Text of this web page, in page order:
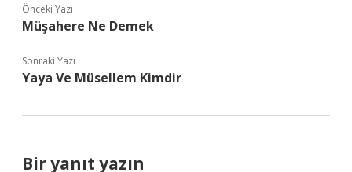
Önceki Yazı
Müşahere Ne Demek
Sonraki Yazı
Yaya Ve Müsellem Kimdir
Bir yanıt yazın